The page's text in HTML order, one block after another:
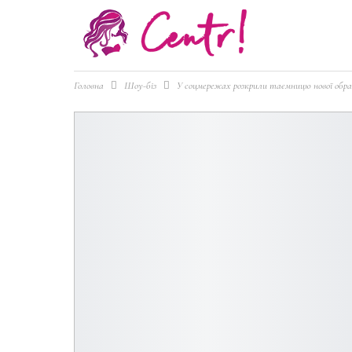
Головна Шоу-біз У соцмережах розкрили таємницю нової